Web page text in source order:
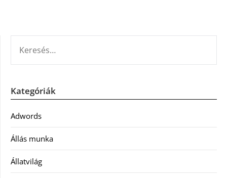
Kategóriák
Adwords
Állás munka
Állatvilág